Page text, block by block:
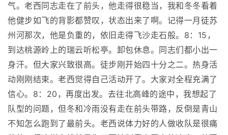
气。老西同志走在了前头，他走得很稳当，我和冬冬看着
他健步如飞的背影都赞叹，状态出来了啊。记得一月徒苏
州河那次，他是负重的，依旧走得飞沙走石般。8：15，
到达桃源岭上的瑞云听松亭。卸包休息。同志们都小出一
身汗。但大家兴致很高。徒步刚开始四十分之二。热身活
动刚刚结束。老西觉得自己活动开了。大家对全程充满了
信心。8：20，再度出发。去往北高峰的途中，我想起了
队型的问题，但冬和冷雨没有走在前头带路，反倒是青山
不知怎么跑到了最前头。老西说体力好的人做收队是很痛